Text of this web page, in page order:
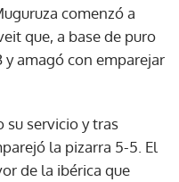
comenzó a
que, a base de puro
y amagó con emparejar
su servicio y tras
la pizarra 5-5. El
de la ibérica que